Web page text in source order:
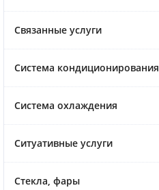
Связанные услуги
Система кондиционирования
Система охлаждения
Ситуативные услуги
Стекла, фары